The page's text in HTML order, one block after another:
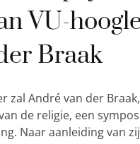
VU-
Braak
zal André van der
de religie, een
Naar aanleiding van